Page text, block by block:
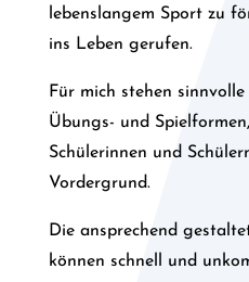
lebenslangem Sport zu
ins Leben gerufen.
Für mich stehen
Übungs- und
Schülerinnen und
Vordergrund.
Die ansprechend
können schnell und